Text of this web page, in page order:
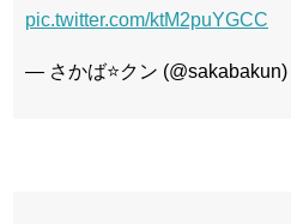
pic.twitter.com/ktM2puYGCC
— さかば⭐️クン (@sakabakun)